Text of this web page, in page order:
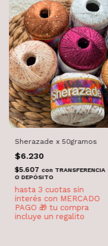
Sherazade x 50gramos
$6.230
$5.607 con TRANSFERENCIA
O DEPÓSITO